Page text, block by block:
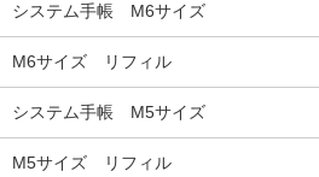
システム手帳 M6サイズ
M6サイズ リフィル
システム手帳 M5サイズ
M5サイズ リフィル